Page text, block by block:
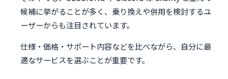
候補に挙がることが多く、乗り換えや併用を検討するユ
ーザーからも注目されています。
仕様・価格・サポート内容などを比べながら、自分に最
適なサービスを選ぶことが重要です。